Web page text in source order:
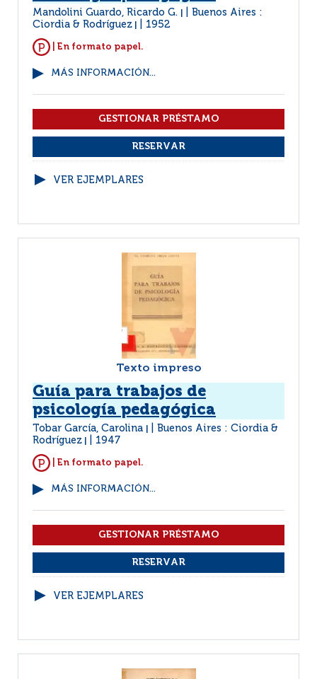
Mandolini Guardo, Ricardo G.
Buenos Aires :
Ciordia & Rodríguez
1952
| En formato papel.
MÁS INFORMACIÓN...
VER EJEMPLARES
Texto impreso
Guía para trabajos de
psicología pedagógica
Tobar García, Carolina
Buenos Aires : Ciordia &
Rodríguez
1947
| En formato papel.
MÁS INFORMACIÓN...
VER EJEMPLARES